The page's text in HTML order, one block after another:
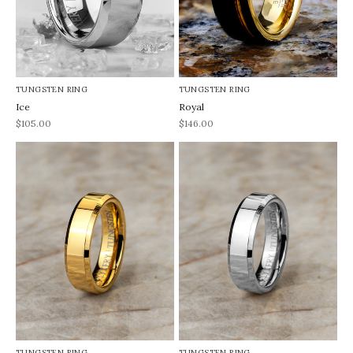
TUNGSTEN RING
Ice
REA-pris
$105.00
TUNGSTEN RING
Royal
REA-pris
$146.00